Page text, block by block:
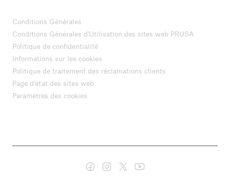
Conditions Générales
Conditions Générales d'Utilisation des sites web PRUSA
Politique de confidentialité
Informations sur les cookies
Politique de traitement des réclamations clients
Page d'état des sites web
Paramètres des cookies